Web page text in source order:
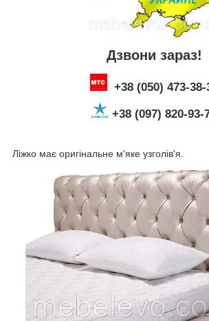
Дзвони зараз!
+38 (050) 473-38-
+38 (097) 820-93-
Ліжко має оригінальне м'яке узголів'я.